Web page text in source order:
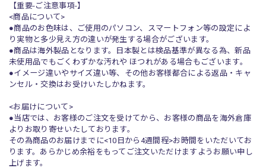
【重要-ご注意事項-】
<商品について>
●商品のお色味は、ご使用のパソコン、スマートフォン等の設定によ
り実物と多少見え方の違いが発生する場合がございます。
●商品は海外製品となります。日本製とは検品基準が異なる為、新品
未使用品でもごくわずかな汚れや ほつれがある場合もございます。
●イメージ違いやサイズ違い等、その他お客様都合による返品・キャ
ンセル・交換はお受けいたしかねます。
<お届けについて>
●当店では、お客様のご注文を受けてから、お客様の商品を海外倉庫
よりお取り寄せいたしております。
その為商品のお届けまでに<10日から4週間程>お時間をいただいてお
ります。あらかじめ余裕をもってご注文いただけますようお願い申し
上げます。